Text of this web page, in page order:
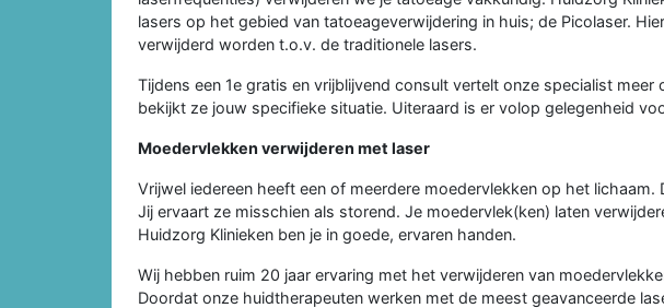
lasers op het gebied van tatoeageverwijdering in huis; de Picolaser.
verwijderd worden t.o.v. de traditionele lasers.
Tijdens een 1e gratis en vrijblijvend consult vertelt onze specialist meer
bekijkt ze jouw specifieke situatie. Uiteraard is er volop gelegenheid
Moedervlekken verwijderen met laser
Vrijwel iedereen heeft een of meerdere moedervlekken op het lichaam.
Jij ervaart ze misschien als storend. Je moedervlek(ken) laten
Huidzorg Klinieken ben je in goede, ervaren handen.
Wij hebben ruim 20 jaar ervaring met het verwijderen van
Doordat onze huidtherapeuten werken met de meest geavanceerde